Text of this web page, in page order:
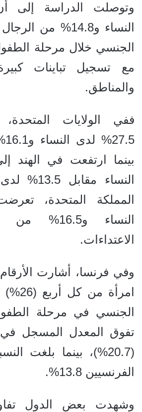
وتوصلت الدراسة إلى
النساء و14.8% من
الجنسي خلال مرحلة
مع تسجيل تباينات
والمناطق.
ففي الولايات
النساء
النساء
الاعتداءات.
وفي فرنسا، أشارت
امرأة
الجنسي في مرحلة
تفوق المعدل المسجل في
(20.7%)، بينما بلغت
الفرنسيين 13.8%.
وشهدت بعض الدول